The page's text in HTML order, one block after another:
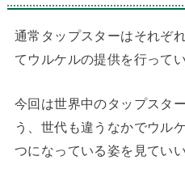
通常タップスターはそれぞ
てウルケルの提供を行ってい
今回は世界中のタップスタ
う、世代も違うなかでウル
つになっている姿を見てい